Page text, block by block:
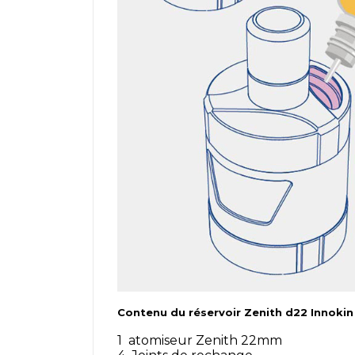
Contenu du réservoir Zenith d22 Innokin
1 atomiseur Zenith 22mm